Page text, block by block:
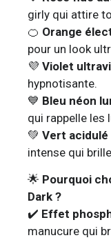
girly qui attire
🍊 Orange
pour un look
💜 Violet
hypnotisante.
💙 Bleu néon
qui rappelle les
💚 Vert
intense qui
🌟 Pourquoi
Dark ?
✔️ Effet
manucure qui